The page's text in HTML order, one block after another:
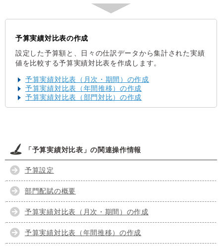
予算実績対比表の作成
設定した予算額と、日々の仕訳データから集計された実績
値を比較する予算実績対比表を作成します。
予算実績対比表（月次・期間）の作成
予算実績対比表（年間推移）の作成
予算実績対比表（部門対比）の作成
「予算実績対比表」の関連操作情報
予算設定
部門配賦の概要
予算実績対比表（月次・期間）の作成
予算実績対比表（年間推移）の作成